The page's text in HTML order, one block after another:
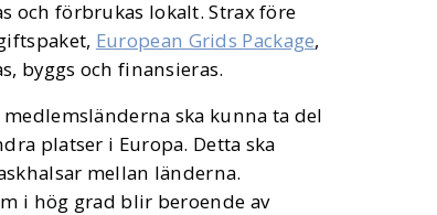
och förbrukas lokalt. Strax före
European Grids Package,
byggs och finansieras.
ska kunna ta del
platser i Europa. Detta ska
mellan länderna.
i hög grad blir beroende av